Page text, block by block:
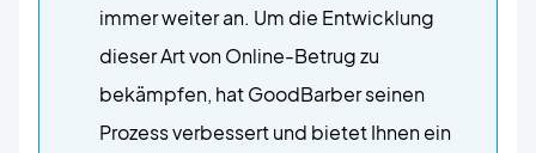
immer weiter an. Um die Entwicklung
dieser Art von Online-Betrug zu
bekämpfen, hat GoodBarber seinen
Prozess verbessert und bietet Ihnen ein